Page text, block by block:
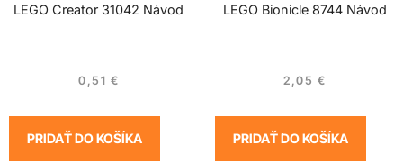
LEGO Creator 31042 Návod
0,51 €
PRIDAŤ DO KOŠÍKA
LEGO Bionicle 8744 Návod
2,05 €
PRIDAŤ DO KOŠÍKA